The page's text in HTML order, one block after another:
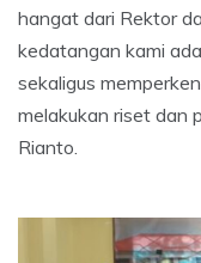
hangat dari Rektor
kedatangan kami
sekaligus
melakukan riset dan
Rianto.